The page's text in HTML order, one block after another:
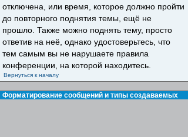
отключена, или время, которое должно пройти
до повторного поднятия темы, ещё не
прошло. Также можно поднять тему, просто
ответив на неё, однако удостоверьтесь, что
тем самым вы не нарушаете правила
конференции, на которой находитесь.
Вернуться к началу
Форматирование сообщений и типы создаваемых